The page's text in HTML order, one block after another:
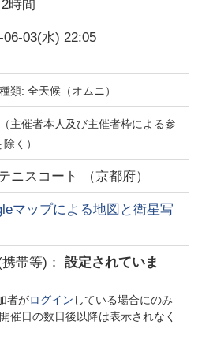
2時間
06-03(水) 22:05
種類: 全天候（オムニ）
（主催者本人及び主催者枠による参
く）
ニスコート （京都府）
マップによる地図と衛星写
帯等)： 設定されていま
者がログイン している場合にのみ
催日の数日後以降は表示されなく